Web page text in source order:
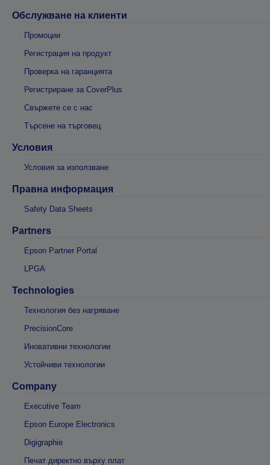
Обслужване на клиенти
Промоции
Регистрация на продукт
Проверка на гаранцията
Регистриране за CoverPlus
Свържете се с нас
Търсене на търговец
Условия
Условия за използване
Правна информация
Safety Data Sheets
Partners
Epson Partner Portal
LPGA
Technologies
Технология без нагряване
PrecisionCore
Иновативни технологии
Устойчиви технологии
Company
Executive Team
Epson Europe Electronics
Digigraphie
Печат директно върху плат